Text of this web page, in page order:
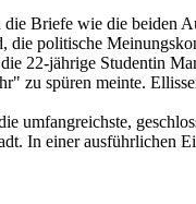
Briefe wie die beiden
die politische
22-jährige Studentin
zu spüren meinte.
umfangreichste,
In einer ausführlichen